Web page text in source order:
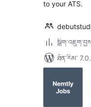
to your ATS.
ཐོན་རིམ་